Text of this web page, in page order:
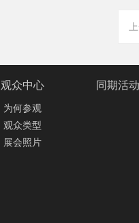
观众中心
为何参观
观众类型
展会照片
同期活动